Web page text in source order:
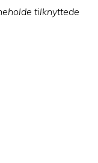
tilknyttede